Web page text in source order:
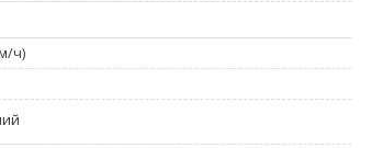
ч)